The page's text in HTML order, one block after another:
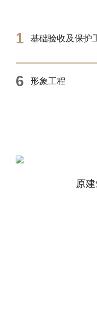
1 基础验收及保护
6 形象工程
原